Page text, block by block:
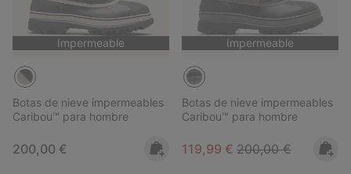
Impermeable
Botas de nieve impermeables
Caribou™ para hombre
Regular price:
200,00 €
Impermeable
Botas de nieve impermeables
Caribou™ para hombre
Sale price:
119,99 € Regular price:
200,00 €